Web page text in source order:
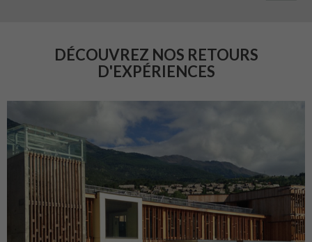
DÉCOUVREZ NOS RETOURS
D'EXPÉRIENCES